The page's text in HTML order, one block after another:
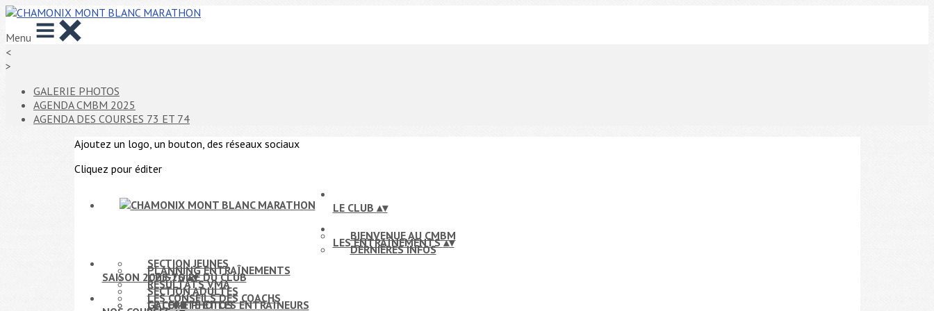
Menu
<
>
GALERIE PHOTOS
AGENDA CMBM 2025
AGENDA DES COURSES 73 ET 74
Ajoutez un logo, un bouton, des réseaux sociaux
Cliquez pour éditer
LE CLUB ▴▾
BIENVENUE AU CMBM
DERNIÈRES INFOS
SECTION JEUNES
L'HISTOIRE DU CLUB
SECTION ADULTES
LE COMITÉ ET LES ENTRAÎNEURS
LES ENTRAÎNEMENTS▴▾
PLANNING ENTRAÎNEMENTS
RÉSULTATS VMA
LES CONSEILS DES COACHS
SAISON 2025-26▴▾
GALERIE PHOTOS